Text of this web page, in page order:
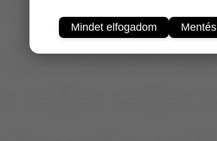
Mindet elfogadom Mentés